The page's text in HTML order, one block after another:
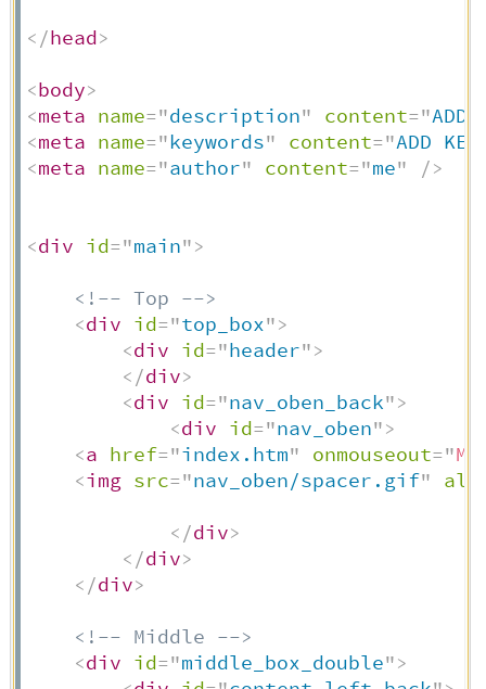
</head>
<body>
<meta name="description" content="ADD
<meta name="keywords" content="ADD
<meta name="author" content="me" />
<div id="main">
<!-- Top -->
<div id="top_box">
<div id="header">
</div>
<div id="nav_oben_back">
<div id="nav_oben">
<a href="index.htm" onmouseout="
<img src="nav_oben/spacer.gif" alt
</div>
</div>
</div>
<!-- Middle -->
<div id="middle_box_double">